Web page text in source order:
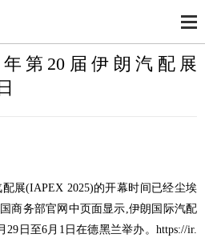
第20届伊朗汽配展
展(IAPEX 2025)的开幕时间已经尘埃
商务部官网中页面显示,伊朗国际汽配
29日至6月1日在德黑兰举办。https://ir.